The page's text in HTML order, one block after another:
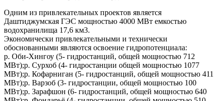
Одним из привлекательных проектов является
Даштиджумская ГЭС мощностью 4000 МВт емкостью
водохранилища 17,6 км3.
Экономически привлекательными и технически
обоснованными являются освоение гидропотенциала:
р. Оби-Хингоу (5- гидростанций, общей мощностью 712
МВт);р. Сурхоб (4- гидростанции общей мощностью 1077
МВт);р. Кофарниган (5- гидростанций, общей мощностью 411
МВт);р. Варзоб (3- гидростанции, общей мощностью 100
МВт);р. Зарафшон (6- гидростанций, общей мощностью 640